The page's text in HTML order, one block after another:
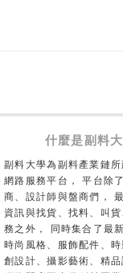
什麼是副料
副料大學為副料產業鏈
網路服務平台， 平台除
商、設計師與盤商們，
資訊與找貨、找料、叫
務之外， 同時集合了最
時尚風格、服飾配件、
創設計、攝影藝術、精品